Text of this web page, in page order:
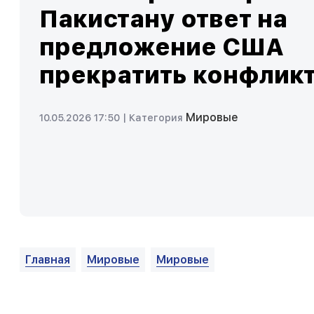
Пакистану ответ на
предложение США
прекратить
10.05.2026 17:50 | Категория Мировые
Главная Мировые Мировые